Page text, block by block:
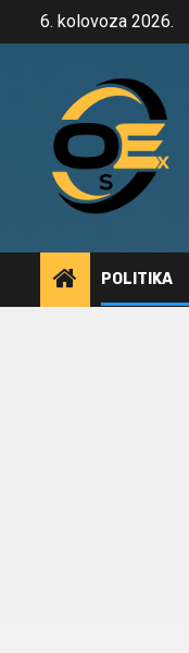
6. kolovoza 2026.
POLITIKA